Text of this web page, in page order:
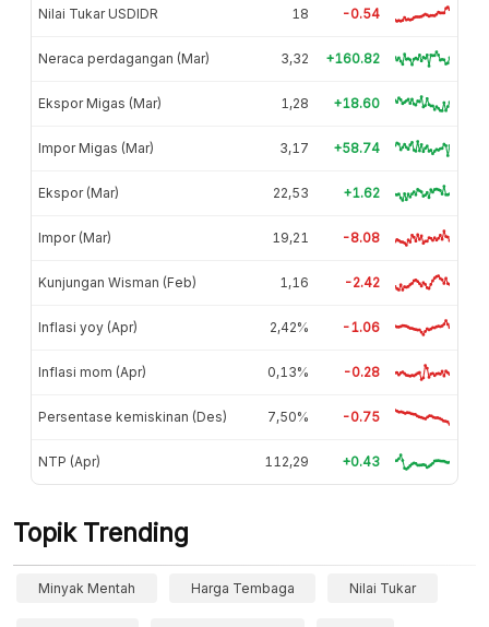
Nilai Tukar USDIDR 18 -0.54
Neraca perdagangan (Mar) 3,32 +160.82
Ekspor Migas (Mar) 1,28 +18.60
Impor Migas (Mar) 3,17 +58.74
Ekspor (Mar) 22,53 +1.62
Impor (Mar) 19,21 -8.08
Kunjungan Wisman (Feb) 1,16 -2.42
Inflasi yoy (Apr) 2,42% -1.06
Inflasi mom (Apr) 0,13% -0.28
Persentase kemiskinan (Des) 7,50% -0.75
NTP (Apr) 112,29 +0.43
Topik Trending
Minyak Mentah Harga Tembaga Nilai Tukar